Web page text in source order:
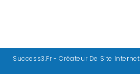
Success3.fr - Créateur De Site Internet